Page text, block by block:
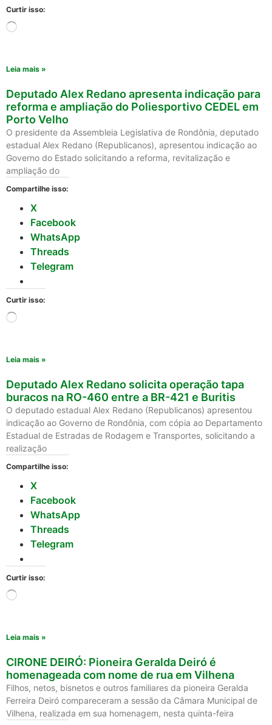
Curtir isso:
Leia mais »
Deputado Alex Redano apresenta indicação para
reforma e ampliação do Poliesportivo CEDEL em
Porto Velho
O presidente da Assembleia Legislativa de Rondônia, deputado
estadual Alex Redano (Republicanos), apresentou indicação ao
Governo do Estado solicitando a reforma, revitalização e
ampliação do
Compartilhe isso:
X
Facebook
WhatsApp
Threads
Telegram
Curtir isso:
Leia mais »
Deputado Alex Redano solicita operação tapa
buracos na RO-460 entre a BR-421 e Buritis
O deputado estadual Alex Redano (Republicanos) apresentou
indicação ao Governo de Rondônia, com cópia ao Departamento
Estadual de Estradas de Rodagem e Transportes, solicitando a
realização
Compartilhe isso:
X
Facebook
WhatsApp
Threads
Telegram
Curtir isso:
Leia mais »
CIRONE DEIRÓ: Pioneira Geralda Deiró é
homenageada com nome de rua em Vilhena
Filhos, netos, bisnetos e outros familiares da pioneira Geralda
Ferreira Deiró compareceram a sessão da Câmara Municipal de
Vilhena, realizada em sua homenagem, nesta quinta-feira